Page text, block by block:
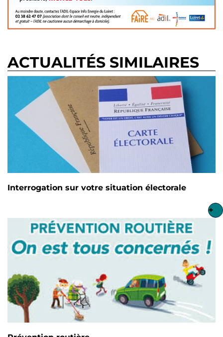
ACTUALITÉS SIMILAIRES
Interrogation sur votre situation électorale
+